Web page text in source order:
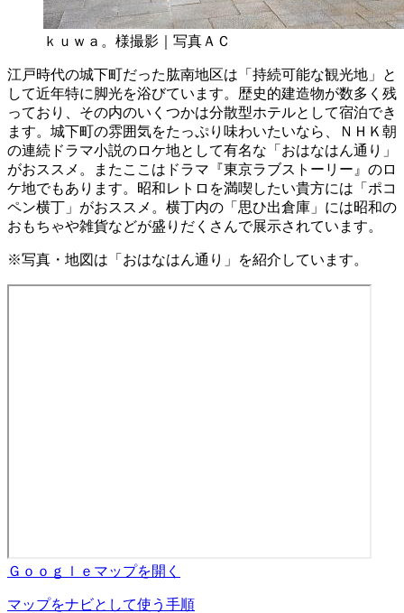
ｋｕｗａ。様撮影｜写真ＡＣ
江戸時代の城下町だった肱南地区は「持続可能な観光地」と
して近年特に脚光を浴びています。歴史的建造物が数多く残
っており、その内のいくつかは分散型ホテルとして宿泊でき
ます。城下町の雰囲気をたっぷり味わいたいなら、ＮＨＫ朝
の連続ドラマ小説のロケ地として有名な「おはなはん通り」
がおススメ。またここはドラマ『東京ラブストーリー』のロ
ケ地でもあります。昭和レトロを満喫したい貴方には「ポコ
ペン横丁」がおススメ。横丁内の「思ひ出倉庫」には昭和の
おもちゃや雑貨などが盛りだくさんで展示されています。
※写真・地図は「おはなはん通り」を紹介しています。
Ｇｏｏｇｌｅマップを開く
マップをナビとして使う手順